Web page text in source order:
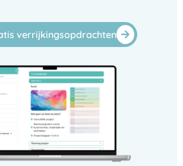
verrijkingsopdrachten